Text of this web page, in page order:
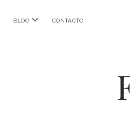
BLOG abrir
CONTACTO